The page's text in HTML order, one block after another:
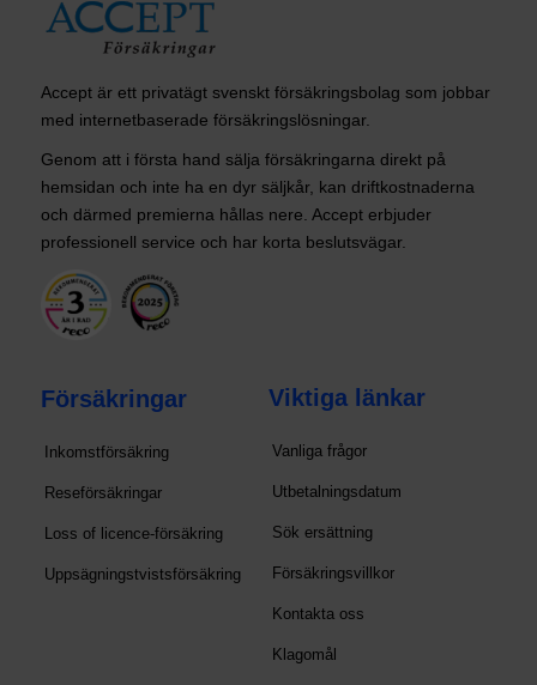
Accept är ett privatägt svenskt försäkringsbolag som jobbar
med internetbaserade försäkringslösningar.
Genom att i första hand sälja försäkringarna direkt på
hemsidan och inte ha en dyr säljkår, kan driftkostnaderna
och därmed premierna hållas nere. Accept erbjuder
professionell service och har korta beslutsvägar.
Försäkringar
Inkomstförsäkring
Reseförsäkringar
Loss of licence-försäkring
Uppsägningstvistsförsäkring
Viktiga länkar
Vanliga frågor
Utbetalningsdatum
Sök ersättning
Försäkringsvillkor
Kontakta oss
Klagomål